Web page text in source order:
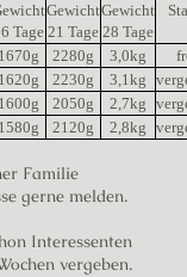
Tage
Gewicht
21 Tage
Gewicht
28 Tage
1670g 2280g 3,0kg
1620g 2230g 3,1kg
1600g 2050g 2,7kg
1580g 2120g 2,8kg
Familie
gerne melden.
Interessenten
vergeben.